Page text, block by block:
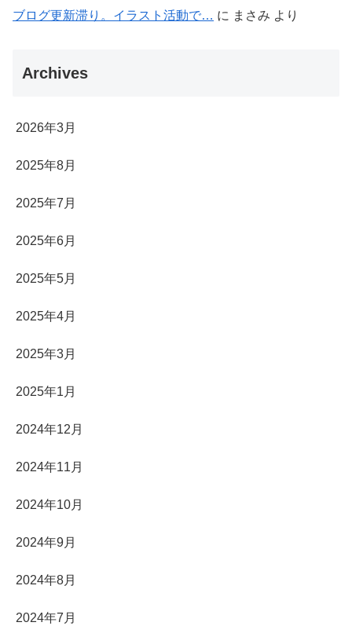
ブログ更新滞り。イラスト活動で… に まさみ より
Archives
2026年3月
2025年8月
2025年7月
2025年6月
2025年5月
2025年4月
2025年3月
2025年1月
2024年12月
2024年11月
2024年10月
2024年9月
2024年8月
2024年7月